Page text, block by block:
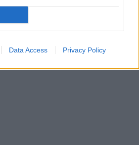
Data Access Privacy Policy